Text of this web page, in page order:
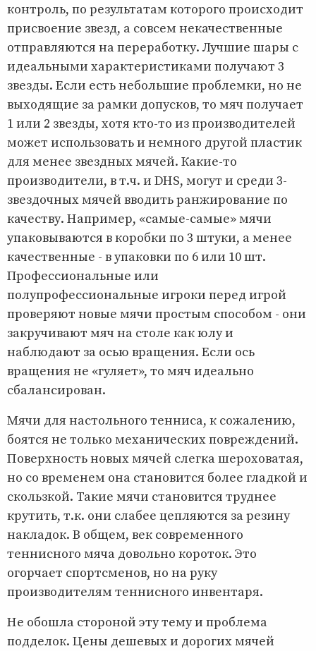
контроль, по результатам которого происходит
присвоение звезд, а совсем некачественные
отправляются на переработку. Лучшие шары с
идеальными характеристиками получают 3
звезды. Если есть небольшие проблемки, но не
выходящие за рамки допусков, то мяч получает
1 или 2 звезды, хотя кто-то из производителей
может использовать и немного другой пластик
для менее звездных мячей. Какие-то
производители, в т.ч. и DHS, могут и среди 3-
звездочных мячей вводить ранжирование по
качеству. Например, «самые-самые» мячи
упаковываются в коробки по 3 штуки, а менее
качественные - в упаковки по 6 или 10 шт.
Профессиональные или
полупрофессиональные игроки перед игрой
проверяют новые мячи простым способом - они
закручивают мяч на столе как юлу и
наблюдают за осью вращения. Если ось
вращения не «гуляет», то мяч идеально
сбалансирован.
Мячи для настольного тенниса, к сожалению,
боятся не только механических повреждений.
Поверхность новых мячей слегка шероховатая,
но со временем она становится более гладкой и
скользкой. Такие мячи становится труднее
крутить, т.к. они слабее цепляются за резину
накладок. В общем, век современного
теннисного мяча довольно короток. Это
огорчает спортсменов, но на руку
производителям теннисного инвентаря.
Не обошла стороной эту тему и проблема
подделок. Цены дешевых и дорогих мячей